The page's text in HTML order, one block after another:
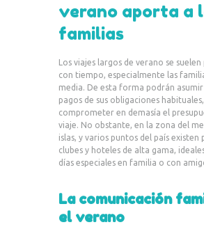
verano aporta a
familias
Los viajes largos de verano se
con tiempo, especialmente las
media. De esta forma podrán
pagos de sus obligaciones
comprometer en demasía el
viaje. No obstante, en la zona del
islas, y varios puntos del país existen
clubes y hoteles de alta gama,
días especiales en familia o con
La comunicación
el verano